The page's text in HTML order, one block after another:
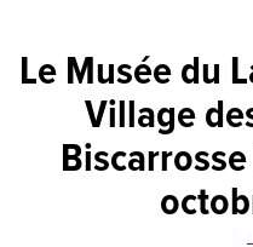
Le Musée du
Village